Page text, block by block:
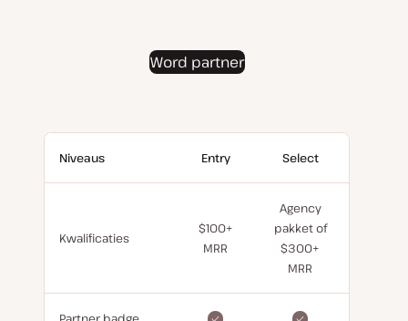
Word partner
Niveaus Entry Select
Kwalificaties
$100+
MRR
Agency
pakket of
$300+
MRR